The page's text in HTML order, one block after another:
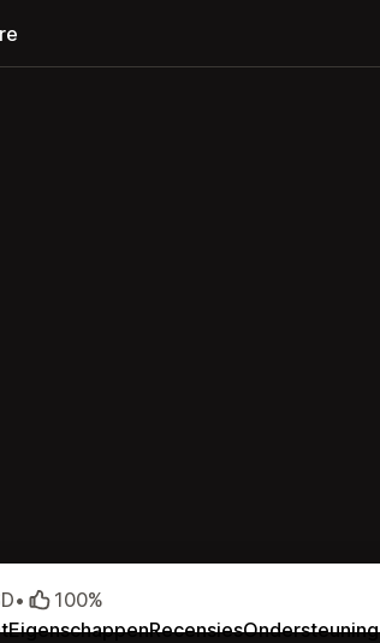
EigenschappenRecensiesOndersteuning
• 100%